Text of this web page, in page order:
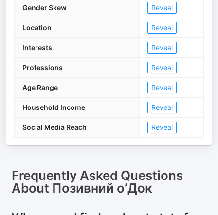
Gender Skew Reveal
Location Reveal
Interests Reveal
Professions Reveal
Age Range Reveal
Household Income Reveal
Social Media Reach Reveal
Frequently Asked Questions
About Позивний оʼДок